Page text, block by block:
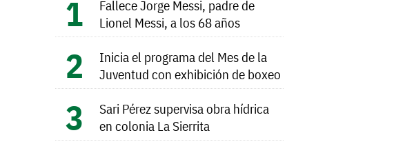
Fallece Jorge Messi, padre de
Lionel Messi, a los 68 años
Inicia el programa del Mes de la
Juventud con exhibición de boxeo
Sari Pérez supervisa obra hídrica
en colonia La Sierrita